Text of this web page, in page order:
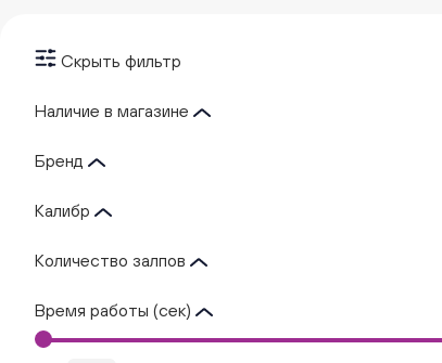
Скрыть фильтр
Наличие в магазине
Бренд
Калибр
Количество залпов
Время работы (сек)